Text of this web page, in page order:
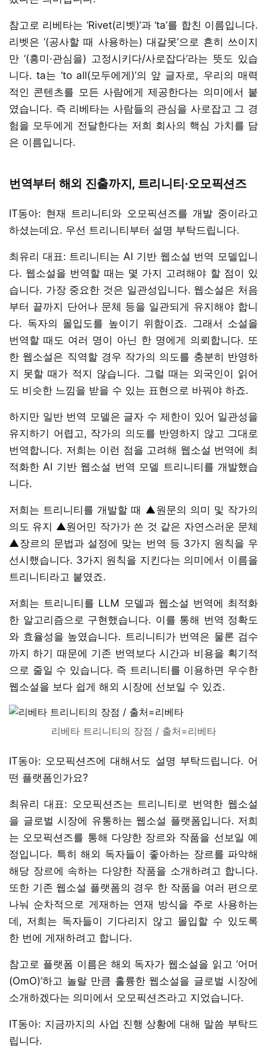
참고로 리베타는 ‘Rivet(리벳)’과 ‘ta’를 합친 이름입니다.
리벳은 ‘(공사할 때 사용하는) 대갈못’으로 흔히 쓰이지
만 ‘(흥미·관심을) 고정시키다/사로잡다’라는 뜻도 있습
니다. ta는 ‘to all(모두에게)’의 앞 글자로, 우리의 매력
적인 콘텐츠를 모든 사람에게 제공한다는 의미에서 붙
였습니다. 즉 리베타는 사람들의 관심을 사로잡고 그 경
험을 모두에게 전달한다는 저희 회사의 핵심 가치를 담
은 이름입니다.
번역부터 해외 진출까지, 트리니티·오모픽션즈
IT동아: 현재 트리니티와 오모픽션즈를 개발 중이라고
하셨는데요. 우선 트리니티부터 설명 부탁드립니다.
최유리 대표: 트리니티는 AI 기반 웹소설 번역 모델입니
다. 웹소설을 번역할 때는 몇 가지 고려해야 할 점이 있
습니다. 가장 중요한 것은 일관성입니다. 웹소설은 처음
부터 끝까지 단어나 문체 등을 일관되게 유지해야 합니
다. 독자의 몰입도를 높이기 위함이죠. 그래서 소설을
번역할 때도 여러 명이 아닌 한 명에게 의뢰합니다. 또
한 웹소설은 직역할 경우 작가의 의도를 충분히 반영하
지 못할 때가 적지 않습니다. 그럴 때는 외국인이 읽어
도 비슷한 느낌을 받을 수 있는 표현으로 바꿔야 하죠.
하지만 일반 번역 모델은 글자 수 제한이 있어 일관성을
유지하기 어렵고, 작가의 의도를 반영하지 않고 그대로
번역합니다. 저희는 이런 점을 고려해 웹소설 번역에 최
적화한 AI 기반 웹소설 번역 모델 트리니티를 개발했습
니다.
저희는 트리니티를 개발할 때 ▲원문의 의미 및 작가의
의도 유지 ▲원어민 작가가 쓴 것 같은 자연스러운 문체
▲장르의 문법과 설정에 맞는 번역 등 3가지 원칙을 우
선시했습니다. 3가지 원칙을 지킨다는 의미에서 이름을
트리니티라고 붙였죠.
저희는 트리니티를 LLM 모델과 웹소설 번역에 최적화
한 알고리즘으로 구현했습니다. 이를 통해 번역 정확도
와 효율성을 높였습니다. 트리니티가 번역은 물론 검수
까지 하기 때문에 기존 번역보다 시간과 비용을 획기적
으로 줄일 수 있습니다. 즉 트리니티를 이용하면 우수한
웹소설을 보다 쉽게 해외 시장에 선보일 수 있죠.
리베타 트리니티의 장점 / 출처=리베타
IT동아: 오모픽션즈에 대해서도 설명 부탁드립니다. 어
떤 플랫폼인가요?
최유리 대표: 오모픽션즈는 트리니티로 번역한 웹소설
을 글로벌 시장에 유통하는 웹소설 플랫폼입니다. 저희
는 오모픽션즈를 통해 다양한 장르와 작품을 선보일 예
정입니다. 특히 해외 독자들이 좋아하는 장르를 파악해
해당 장르에 속하는 다양한 작품을 소개하려고 합니다.
또한 기존 웹소설 플랫폼의 경우 한 작품을 여러 편으로
나눠 순차적으로 게재하는 연재 방식을 주로 사용하는
데, 저희는 독자들이 기다리지 않고 몰입할 수 있도록
한 번에 게재하려고 합니다.
참고로 플랫폼 이름은 해외 독자가 웹소설을 읽고 ‘어머
(OmO)’하고 놀랄 만큼 훌륭한 웹소설을 글로벌 시장에
소개하겠다는 의미에서 오모픽션즈라고 지었습니다.
IT동아: 지금까지의 사업 진행 상황에 대해 말씀 부탁드
립니다.